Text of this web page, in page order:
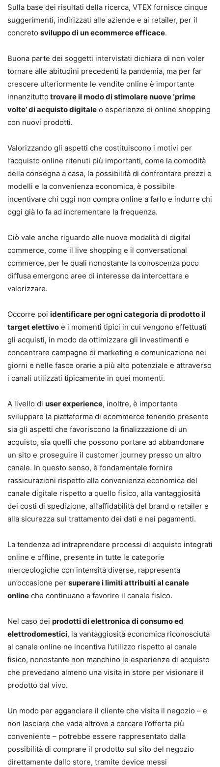
Sulla base dei risultati della ricerca, VTEX fornisce cinque
suggerimenti, indirizzati alle aziende e ai retailer, per il
concreto sviluppo di un ecommerce efficace.
Buona parte dei soggetti intervistati dichiara di non voler
tornare alle abitudini precedenti la pandemia, ma per far
crescere ulteriormente le vendite online è importante
innanzitutto trovare il modo di stimolare nuove ‘prime
volte’ di acquisto digitale o esperienze di online shopping
con nuovi prodotti.
Valorizzando gli aspetti che costituiscono i motivi per
l’acquisto online ritenuti più importanti, come la comodità
della consegna a casa, la possibilità di confrontare prezzi e
modelli e la convenienza economica, è possibile
incentivare chi oggi non compra online a farlo e indurre chi
oggi già lo fa ad incrementare la frequenza.
Ciò vale anche riguardo alle nuove modalità di digital
commerce, come il live shopping e il conversational
commerce, per le quali nonostante la conoscenza poco
diffusa emergono aree di interesse da intercettare e
valorizzare.
Occorre poi identificare per ogni categoria di prodotto il
target elettivo e i momenti tipici in cui vengono effettuati
gli acquisti, in modo da ottimizzare gli investimenti e
concentrare campagne di marketing e comunicazione nei
giorni e nelle fasce orarie a più alto potenziale e attraverso
i canali utilizzati tipicamente in quei momenti.
A livello di user experience, inoltre, è importante
sviluppare la piattaforma di ecommerce tenendo presente
sia gli aspetti che favoriscono la finalizzazione di un
acquisto, sia quelli che possono portare ad abbandonare
un sito e proseguire il customer journey presso un altro
canale. In questo senso, è fondamentale fornire
rassicurazioni rispetto alla convenienza economica del
canale digitale rispetto a quello fisico, alla vantaggiosità
dei costi di spedizione, all’affidabilità del brand o retailer e
alla sicurezza sul trattamento dei dati e nei pagamenti.
La tendenza ad intraprendere processi di acquisto integrati
online e offline, presente in tutte le categorie
merceologiche con intensità diverse, rappresenta
un’occasione per superare i limiti attribuiti al canale
online che continuano a favorire il canale fisico.
Nel caso dei prodotti di elettronica di consumo ed
elettrodomestici, la vantaggiosità economica riconosciuta
al canale online ne incentiva l’utilizzo rispetto al canale
fisico, nonostante non manchino le esperienze di acquisto
che prevedano almeno una visita in store per visionare il
prodotto dal vivo.
Un modo per agganciare il cliente che visita il negozio – e
non lasciare che vada altrove a cercare l’offerta più
conveniente – potrebbe essere rappresentato dalla
possibilità di comprare il prodotto sul sito del negozio
direttamente dallo store, tramite device messi